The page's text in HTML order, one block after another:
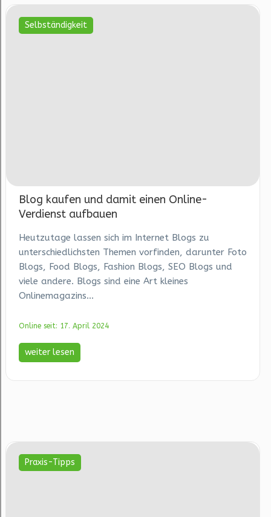
Selbständigkeit
Blog kaufen und damit einen Online-
Verdienst aufbauen
Heutzutage lassen sich im Internet Blogs zu
unterschiedlichsten Themen vorfinden, darunter Foto
Blogs, Food Blogs, Fashion Blogs, SEO Blogs und
viele andere. Blogs sind eine Art kleines
Onlinemagazins...
Online seit: 17. April 2024
weiter lesen
Praxis-Tipps